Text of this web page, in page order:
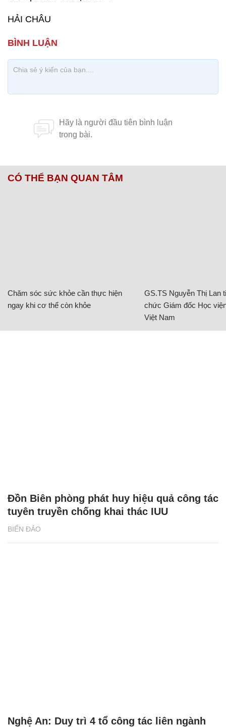
HẢI CHÂU
CÓ THỂ BẠN QUAN TÂM
Chăm sóc sức khỏe cần thực hiện
ngay khi cơ thể còn khỏe
GS.TS Nguyễn Thị Lan
chức Giám đốc Học
Việt Nam
BIỂN ĐẢO
Đồn Biên phòng phát huy hiệu quả công tác
tuyên truyền chống khai thác IUU
Nghệ An: Duy trì 4 tổ công tác liên ngành